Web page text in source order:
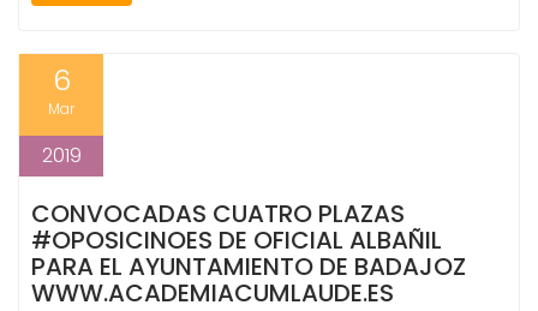
6
Mar
2019
CONVOCADAS CUATRO PLAZAS
#OPOSICINOES DE OFICIAL ALBAÑIL
PARA EL AYUNTAMIENTO DE BADAJOZ
WWW.ACADEMIACUMLAUDE.ES